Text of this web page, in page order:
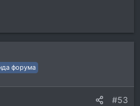
форума
#53